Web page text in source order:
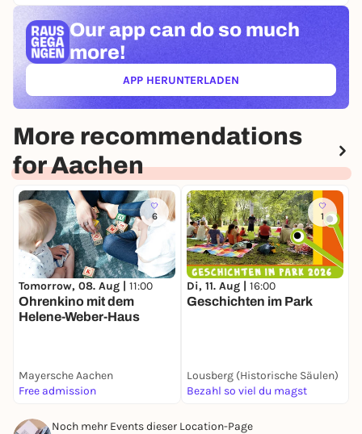
Our app can do so much
more!
APP HERUNTERLADEN(ÖFFNET IN NEUEM TAB)
More recommendations
for Aachen
6
Tomorrow, 08. Aug | 11:00
Ohrenkino mit dem
Helene-Weber-Haus
Mayersche Aachen
Free admission
1
Di, 11. Aug | 16:00
Geschichten im Park
Lousberg (Historische Säulen)
Bezahl so viel du magst
Noch mehr Events dieser Location-Page